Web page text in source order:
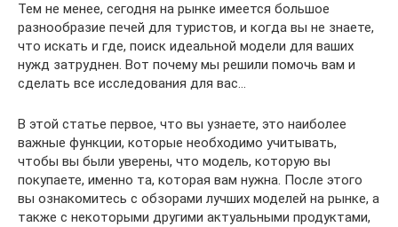
Тем не менее, сегодня на рынке имеется большое
разнообразие печей для туристов, и когда вы не знаете,
что искать и где, поиск идеальной модели для ваших
нужд затруднен. Вот почему мы решили помочь вам и
сделать все исследования для вас…
В этой статье первое, что вы узнаете, это наиболее
важные функции, которые необходимо учитывать,
чтобы вы были уверены, что модель, которую вы
покупаете, именно та, которая вам нужна. После этого
вы ознакомитесь с обзорами лучших моделей на рынке, а
также с некоторыми другими актуальными продуктами,